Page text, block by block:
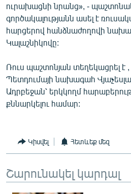
ԲԱՆԱՎԵՃ
ՁԳՏԵԼՈՎ ԼԱՎԱԳՈՒՅՆԻՆ
ՓՈԴՔԱՍԹ
Հայերեն
English
Русский
ուրախացնի նրանց», -
գործակալությանն ասել է
հարցերով հանձնաժողովի
Կալաշնիկովը:
Ռուս պաշտոնյան տեղեկացրել է
Պետդումայի նախագահ Վյաչեսլավ
Ադրբեջան՝ երկկողմ
քննարկելու համար:
Կիսվել Հետևեք մեզ
Շարունակել կարդալ